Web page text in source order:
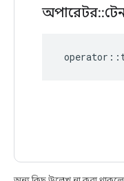
অপারেটর::
operator ::